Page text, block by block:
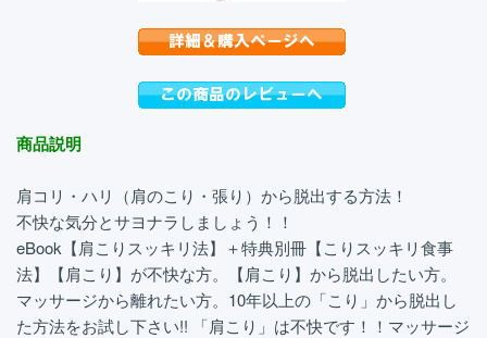
商品説明
肩コリ・ハリ（肩のこり・張り）から脱出する方法！
不快な気分とサヨナラしましょう！！
eBook【肩こりスッキリ法】＋特典別冊【こりスッキリ食事
法】【肩こり】が不快な方。【肩こり】から脱出したい方。
マッサージから離れたい方。10年以上の「こり」から脱出し
た方法をお試し下さい!! 「肩こり」は不快です！！マッサージ